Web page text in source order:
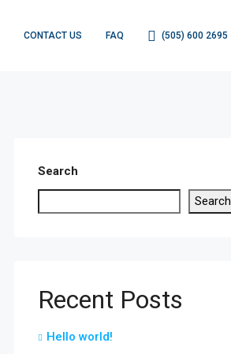
CONTACT US FAQ (505) 600 2695
Search
Search
Recent Posts
Hello world!